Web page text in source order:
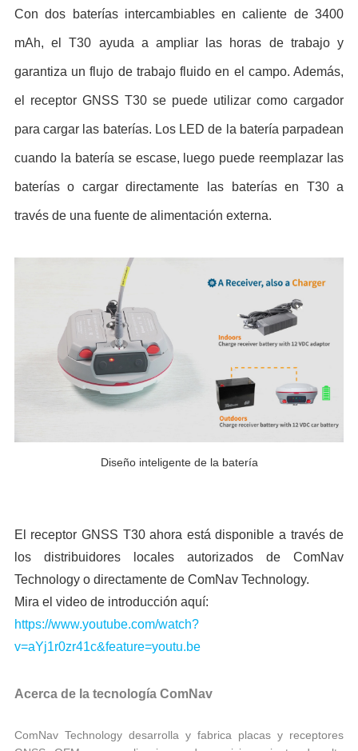
Con dos baterías intercambiables en caliente de 3400
mAh, el T30 ayuda a ampliar las horas de trabajo y
garantiza un flujo de trabajo fluido en el campo. Además,
el receptor GNSS T30 se puede utilizar como cargador
para cargar las baterías. Los LED de la batería parpadean
cuando la batería se escase, luego puede reemplazar las
baterías o cargar directamente las baterías en T30 a
través de una fuente de alimentación externa.
Diseño inteligente de la batería
El receptor GNSS T30 ahora está disponible a través de
los distribuidores locales autorizados de ComNav
Technology o directamente de ComNav Technology.
Mira el video de introducción aquí:
https://www.youtube.com/watch?
v=aYj1r0zr41c&feature=youtu.be
Acerca de la tecnología ComNav
ComNav Technology desarrolla y fabrica placas y receptores